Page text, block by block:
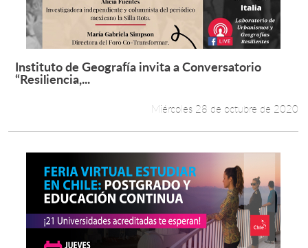
Leer más +
Instituto de Geografía invita a Conversatorio
“Resiliencia,...
Miércoles 28 de octubre de 2020